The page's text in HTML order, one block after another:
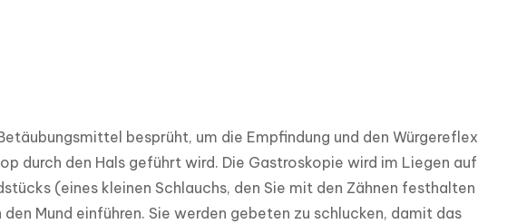
besprüht, um die Empfindung und den Würgereflex
durch den Hals geführt wird. Die Gastroskopie wird im Liegen auf
(eines kleinen Schlauchs, den Sie mit den Zähnen festhalten
Mund einführen. Sie werden gebeten zu schlucken, damit das